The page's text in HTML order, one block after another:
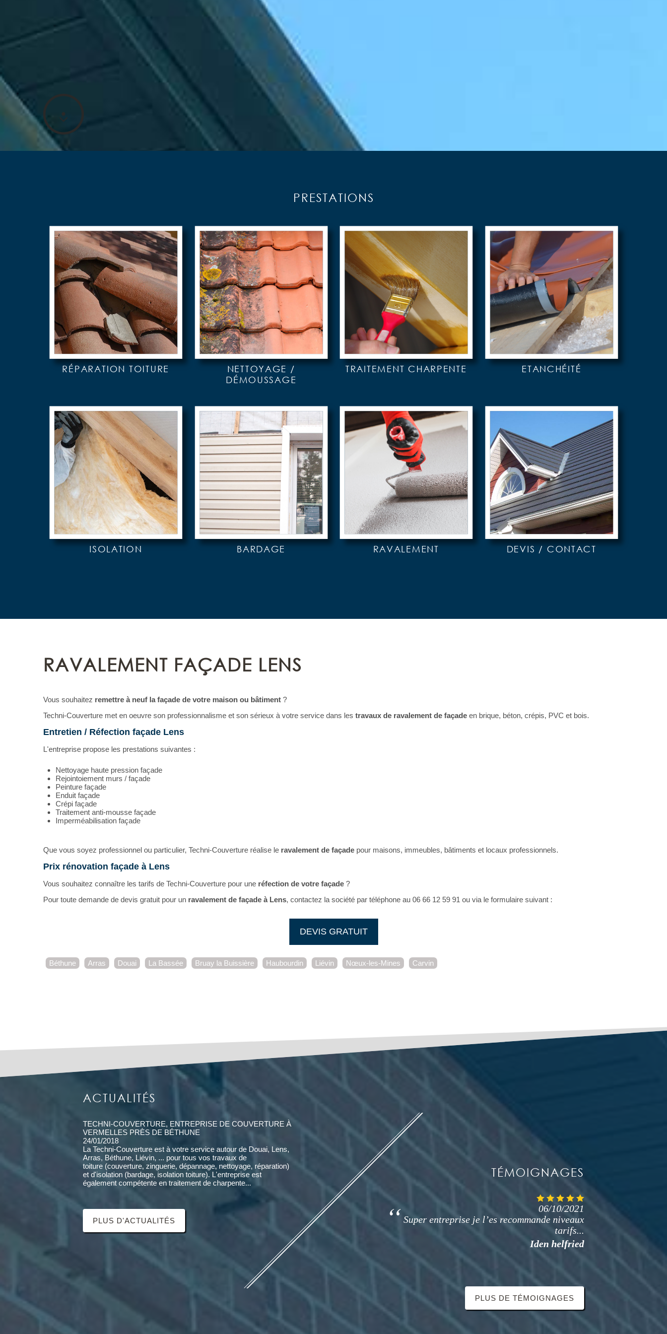
PRESTATIONS
RÉPARATION TOITURE NETTOYAGE /
DÉMOUSSAGE
TRAITEMENT CHARPENTE ETANCHÉITÉ
ISOLATION BARDAGE RAVALEMENT DEVIS / CONTACT
RAVALEMENT FAÇADE LENS
Vous souhaitez remettre à neuf la façade de votre maison ou bâtiment ?
Techni-Couverture met en oeuvre son professionnalisme et son sérieux à votre service dans les travaux de ravalement de façade en brique, béton, crépis, PVC et bois.
Entretien / Réfection façade Lens
L'entreprise propose les prestations suivantes :
Nettoyage haute pression façade
Rejointoiement murs / façade
Peinture façade
Enduit façade
Crépi façade
Traitement anti-mousse façade
Imperméabilisation façade
Que vous soyez professionnel ou particulier, Techni-Couverture réalise le ravalement de façade pour maisons, immeubles, bâtiments et locaux professionnels.
Prix rénovation façade à Lens
Vous souhaitez connaître les tarifs de Techni-Couverture pour une réfection de votre façade ?
Pour toute demande de devis gratuit pour un ravalement de façade à Lens, contactez la société par téléphone au 06 66 12 59 91 ou via le formulaire suivant :
DEVIS GRATUIT
Béthune Arras Douai La Bassée Bruay la Buissière Haubourdin Liévin Nœux-les-Mines Carvin
ACTUALITÉS
TECHNI-COUVERTURE, ENTREPRISE DE COUVERTURE À
VERMELLES PRÈS DE BÉTHUNE
24/01/2018
La Techni-Couverture est à votre service autour de Douai, Lens,
Arras, Béthune, Liévin, ... pour tous vos travaux de
toiture (couverture, zinguerie, dépannage, nettoyage, réparation)
et d'isolation (bardage, isolation toiture). L'entreprise est
également compétente en traitement de charpente...
PLUS D'ACTUALITÉS
TÉMOIGNAGES
06/10/2021
Super entreprise je l’es recommande niveaux
tarifs...
Iden helfried
06/10/2021
Super entreprise travaux bien réalisé niveaux
tarifs correct sans sur prise de très bon conseil je
recommande cest entreprise...
PLUS DE TÉMOIGNAGES